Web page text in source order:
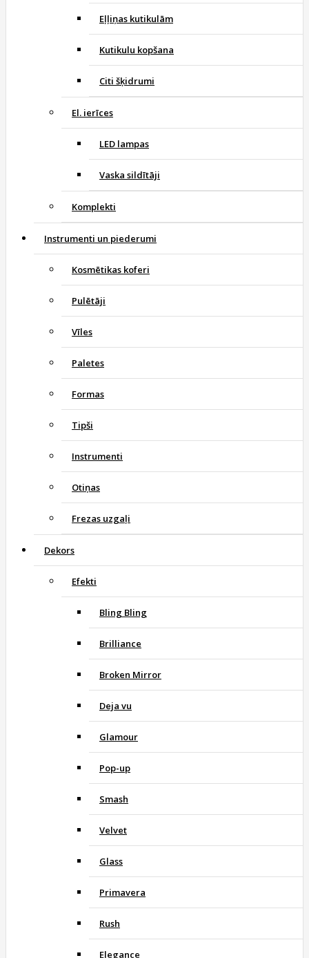
Eļļiņas kutikulām
Kutikulu kopšana
Citi šķidrumi
El. ierīces
LED lampas
Vaska sildītāji
Komplekti
Instrumenti un piederumi
Kosmētikas koferi
Pulētāji
Vīles
Paletes
Formas
Tipši
Instrumenti
Otiņas
Frezas uzgaļi
Dekors
Efekti
Bling Bling
Brilliance
Broken Mirror
Deja vu
Glamour
Pop-up
Smash
Velvet
Glass
Primavera
Rush
Elegance